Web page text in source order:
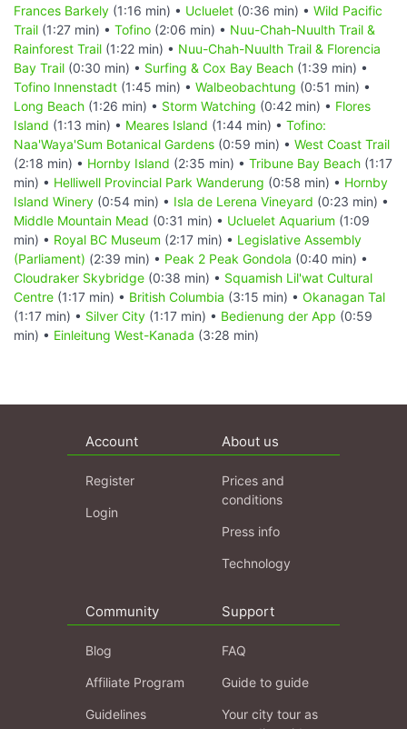
Frances Barkely (1:16 min) • Ucluelet (0:36 min) • Wild Pacific
Trail (1:27 min) • Tofino (2:06 min) • Nuu-Chah-Nuulth Trail &
Rainforest Trail (1:22 min) • Nuu-Chah-Nuulth Trail & Florencia
Bay Trail (0:30 min) • Surfing & Cox Bay Beach (1:39 min) •
Tofino Innenstadt (1:45 min) • Walbeobachtung (0:51 min) •
Long Beach (1:26 min) • Storm Watching (0:42 min) • Flores
Island (1:13 min) • Meares Island (1:44 min) • Tofino:
Naa'Waya'Sum Botanical Gardens (0:59 min) • West Coast Trail
(2:18 min) • Hornby Island (2:35 min) • Tribune Bay Beach (1:17
min) • Helliwell Provincial Park Wanderung (0:58 min) • Hornby
Island Winery (0:54 min) • Isla de Lerena Vineyard (0:23 min) •
Middle Mountain Mead (0:31 min) • Ucluelet Aquarium (1:09
min) • Royal BC Museum (2:17 min) • Legislative Assembly
(Parliament) (2:39 min) • Peak 2 Peak Gondola (0:40 min) •
Cloudraker Skybridge (0:38 min) • Squamish Lil'wat Cultural
Centre (1:17 min) • British Columbia (3:15 min) • Okanagan Tal
(1:17 min) • Silver City (1:17 min) • Bedienung der App (0:59
min) • Einleitung West-Kanada (3:28 min)
Account
Register
Login
About us
Prices and
conditions
Press info
Technology
Community
Blog
Affiliate Program
Guidelines
Support
FAQ
Guide to guide
Your city tour as